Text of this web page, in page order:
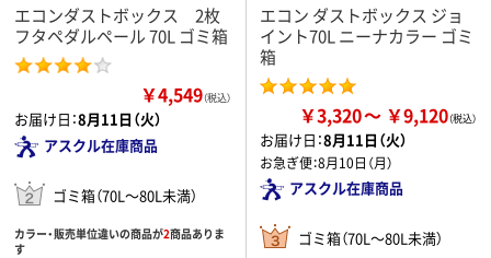
エコンダストボックス 2枚
フタペダルペール 70L ゴミ箱
￥4,549（税込）
お届け日：8月11日（火）
アスクル在庫商品
ゴミ箱（70L～80L未満）
カラー・販売単位違いの商品が2商品ありま
す
エコン ダストボックス ジョ
イント70L ニーナカラー ゴミ
箱
￥3,320 ￥9,120
お届け日：8月11日（火）
お急ぎ便：8月10日（月）
アスクル在庫商品
ゴミ箱（70L～80L未満）